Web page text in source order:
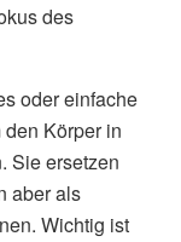
des
oder einfache
Körper in
Sie ersetzen
aber als
Wichtig ist